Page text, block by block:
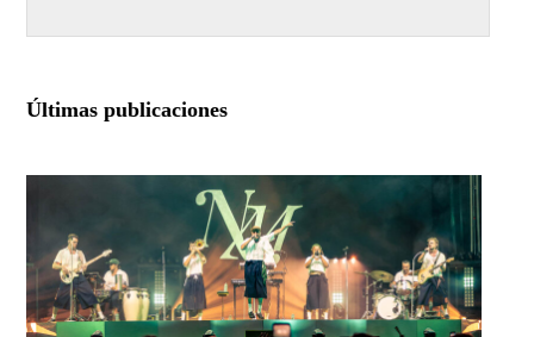
Últimas publicaciones